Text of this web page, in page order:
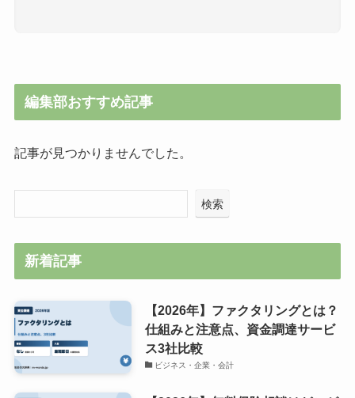
編集部おすすめ記事
記事が見つかりませんでした。
検索
新着記事
【2026年】ファクタリングとは？
仕組みと注意点、資金調達サービ
ス3社比較
ビジネス・企業・会計